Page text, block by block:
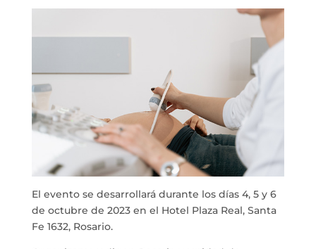
El evento se desarrollará durante los días 4, 5 y 6
de octubre de 2023 en el Hotel Plaza Real, Santa
Fe 1632, Rosario.